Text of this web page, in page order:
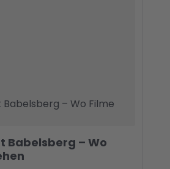
Babelsberg – Wo